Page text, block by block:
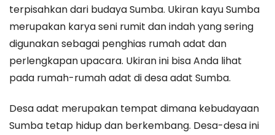
terpisahkan dari budaya Sumba. Ukiran kayu Sumba
merupakan karya seni rumit dan indah yang sering
digunakan sebagai penghias rumah adat dan
perlengkapan upacara. Ukiran ini bisa Anda lihat
pada rumah-rumah adat di desa adat Sumba.
Desa adat merupakan tempat dimana kebudayaan
Sumba tetap hidup dan berkembang. Desa-desa ini